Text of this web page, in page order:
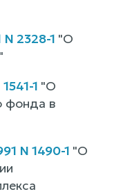
2328-1 "О
1 "О
фонда в
N 1490-1 "О